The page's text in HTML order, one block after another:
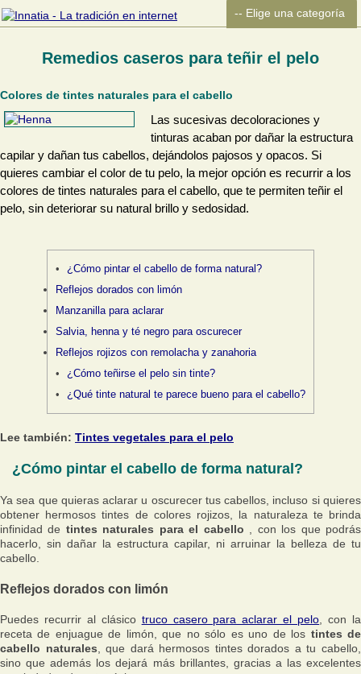
Remedios caseros para teñir el pelo
Colores de tintes naturales para el cabello
Las sucesivas decoloraciones y
tinturas acaban por dañar la estructura
capilar y dañan tus cabellos, dejándolos pajosos y opacos. Si
quieres cambiar el color de tu pelo, la mejor opción es recurrir a los
colores de tintes naturales para el cabello, que te permiten teñir el
pelo, sin deteriorar su natural brillo y sedosidad.
¿Cómo pintar el cabello de forma natural?
Reflejos dorados con limón
Manzanilla para aclarar
Salvia, henna y té negro para oscurecer
Reflejos rojizos con remolacha y zanahoria
¿Cómo teñirse el pelo sin tinte?
¿Qué tinte natural te parece bueno para el cabello?
Lee también: Tintes vegetales para el pelo
¿Cómo pintar el cabello de forma natural?
Ya sea que quieras aclarar u oscurecer tus cabellos, incluso si quieres
obtener hermosos tintes de colores rojizos, la naturaleza te brinda
infinidad de tintes naturales para el cabello , con los que podrás
hacerlo, sin dañar la estructura capilar, ni arruinar la belleza de tu
cabello.
Reflejos dorados con limón
Puedes recurrir al clásico truco casero para aclarar el pelo , con la
receta de enjuague de limón, que no sólo es uno de los tintes de
cabello naturales , que dará hermosos tintes dorados a tu cabello,
sino que además los dejará más brillantes, gracias a las excelentes